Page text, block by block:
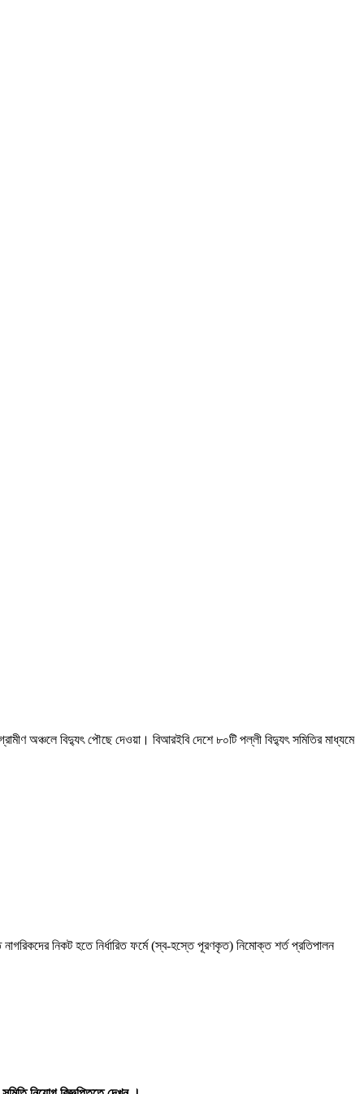
অঞ্চলে বিদ্যুৎ পৌছে দেওয়া। বিআরইবি দেশে ৮০টি পল্লী বিদ্যুৎ সমিতির মাধ্যমে
নিকট হতে নির্ধারিত ফর্মে (স্ব-হস্তে পূরণকৃত) নিমােক্ত শর্ত প্রতিপালন